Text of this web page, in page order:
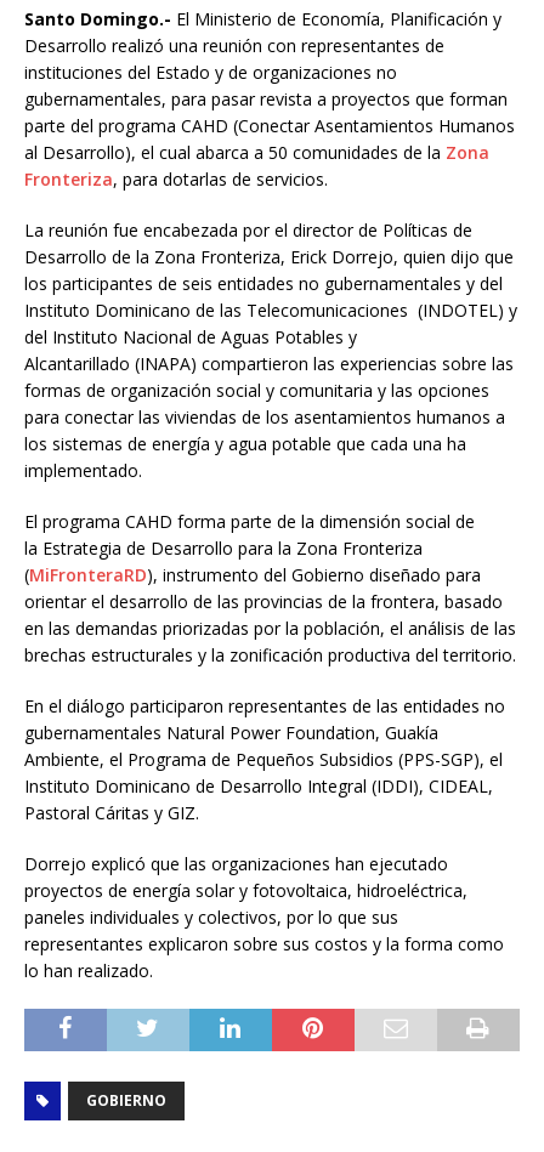
Santo Domingo.- El Ministerio de Economía, Planificación y
Desarrollo realizó una reunión con representantes de
instituciones del Estado y de organizaciones no
gubernamentales, para pasar revista a proyectos que forman
parte del programa CAHD (Conectar Asentamientos Humanos
al Desarrollo), el cual abarca a 50 comunidades de la Zona
Fronteriza, para dotarlas de servicios.
La reunión fue encabezada por el director de Políticas de
Desarrollo de la Zona Fronteriza, Erick Dorrejo, quien dijo que
los participantes de seis entidades no gubernamentales y del
Instituto Dominicano de las Telecomunicaciones (INDOTEL) y
del Instituto Nacional de Aguas Potables y
Alcantarillado (INAPA) compartieron las experiencias sobre las
formas de organización social y comunitaria y las opciones
para conectar las viviendas de los asentamientos humanos a
los sistemas de energía y agua potable que cada una ha
implementado.
El programa CAHD forma parte de la dimensión social de
la Estrategia de Desarrollo para la Zona Fronteriza
(MiFronteraRD), instrumento del Gobierno diseñado para
orientar el desarrollo de las provincias de la frontera, basado
en las demandas priorizadas por la población, el análisis de las
brechas estructurales y la zonificación productiva del territorio.
En el diálogo participaron representantes de las entidades no
gubernamentales Natural Power Foundation, Guakía
Ambiente, el Programa de Pequeños Subsidios (PPS-SGP), el
Instituto Dominicano de Desarrollo Integral (IDDI), CIDEAL,
Pastoral Cáritas y GIZ.
Dorrejo explicó que las organizaciones han ejecutado
proyectos de energía solar y fotovoltaica, hidroeléctrica,
paneles individuales y colectivos, por lo que sus
representantes explicaron sobre sus costos y la forma como
lo han realizado.
GOBIERNO